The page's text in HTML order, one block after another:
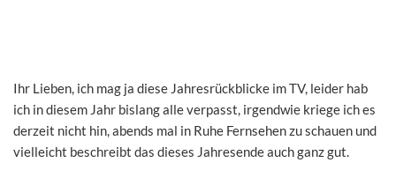
Ihr Lieben, ich mag ja diese Jahresrückblicke im TV, leider hab
ich in diesem Jahr bislang alle verpasst, irgendwie kriege ich es
derzeit nicht hin, abends mal in Ruhe Fernsehen zu schauen und
vielleicht beschreibt das dieses Jahresende auch ganz gut.